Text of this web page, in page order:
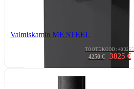
Valmiskamin ME STEEL
TOOTEKOOD: 403255
4250 € 3825 €